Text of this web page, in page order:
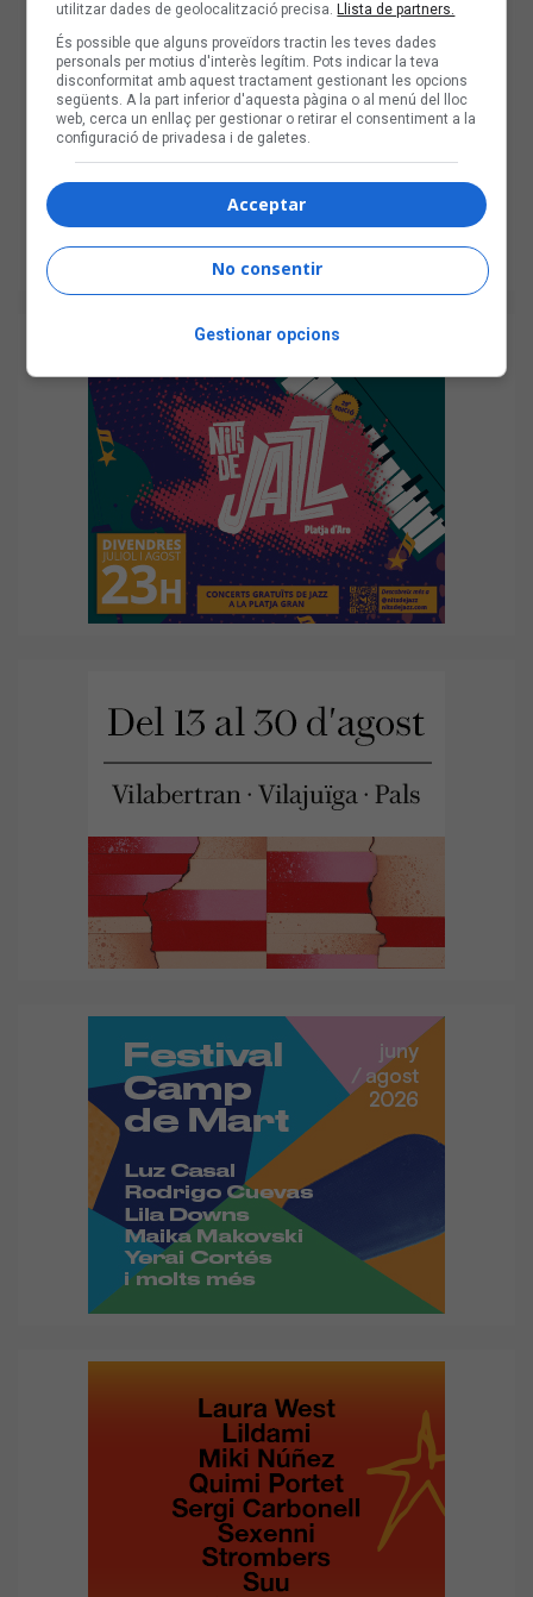
utilitzar dades de geolocalització precisa. Llista de partners.
És possible que alguns proveïdors tractin les teves dades
personals per motius d'interès legítim. Pots indicar la teva
disconformitat amb aquest tractament gestionant les opcions
següents. A la part inferior d'aquesta pàgina o al menú del lloc
web, cerca un enllaç per gestionar o retirar el consentiment a la
configuració de privadesa i de galetes.
Acceptar
No consentir
Gestionar opcions